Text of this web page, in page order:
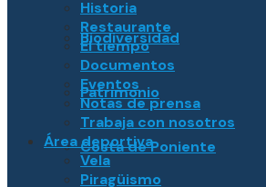
Biodiversidad
Patrimonio
Costa de Poniente
Historia
Restaurante
El tiempo
Documentos
Eventos
Notas de prensa
Trabaja con nosotros
Área deportiva
Vela
Piragüismo